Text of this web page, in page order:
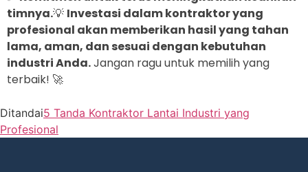
timnya.💡 Investasi dalam kontraktor yang
profesional akan memberikan hasil yang tahan
lama, aman, dan sesuai dengan kebutuhan
industri Anda.Jangan ragu untuk memilih yang
terbaik! 🚀
Ditandai5 Tanda Kontraktor Lantai Industri yang
Profesional